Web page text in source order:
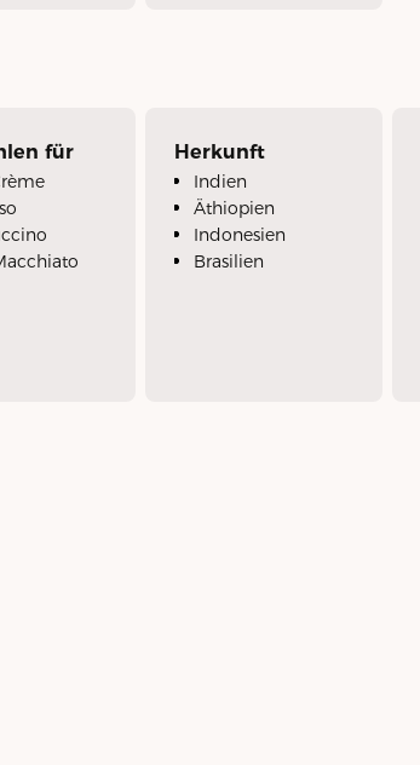
für Herkunft
Indien
Äthiopien
Indonesien
Brasilien